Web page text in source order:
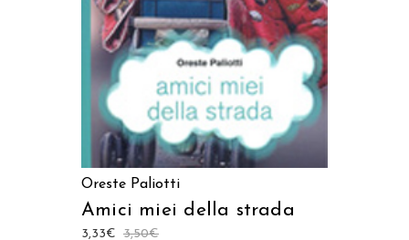
Oreste Paliotti
Amici miei della strada
3,50€
3,33€